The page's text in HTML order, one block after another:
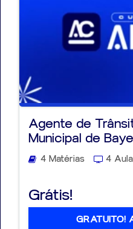
Apostilas
Notícias
Agente de
Municipal de
4 Matérias 4
Grátis!
GRATUITO!